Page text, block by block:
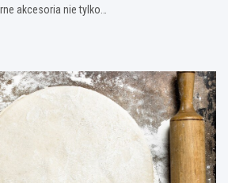
akcesoria nie tylko…